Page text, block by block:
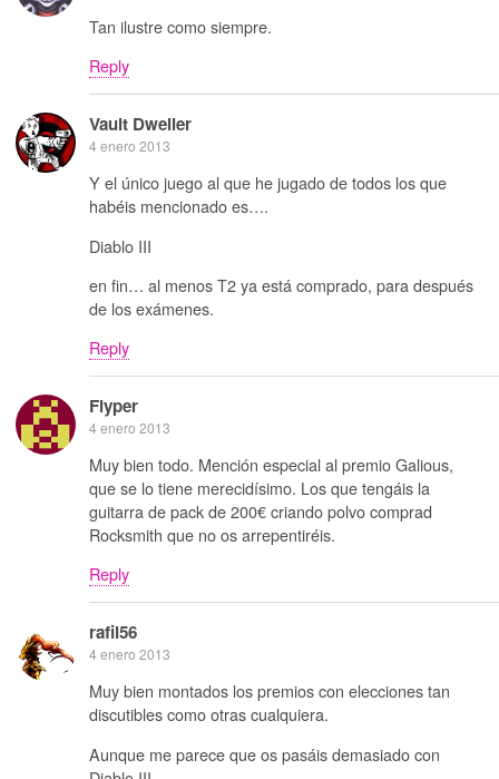
Tan ilustre como siempre.
Reply
Vault Dweller
4 enero 2013
Y el único juego al que he jugado de todos los que
habéis mencionado es….
Diablo III
en fin… al menos T2 ya está comprado, para después
de los exámenes.
Reply
Flyper
4 enero 2013
Muy bien todo. Mención especial al premio Galious,
que se lo tiene merecidísimo. Los que tengáis la
guitarra de pack de 200€ criando polvo comprad
Rocksmith que no os arrepentiréis.
Reply
rafil56
4 enero 2013
Muy bien montados los premios con elecciones tan
discutibles como otras cualquiera.
Aunque me parece que os pasáis demasiado con